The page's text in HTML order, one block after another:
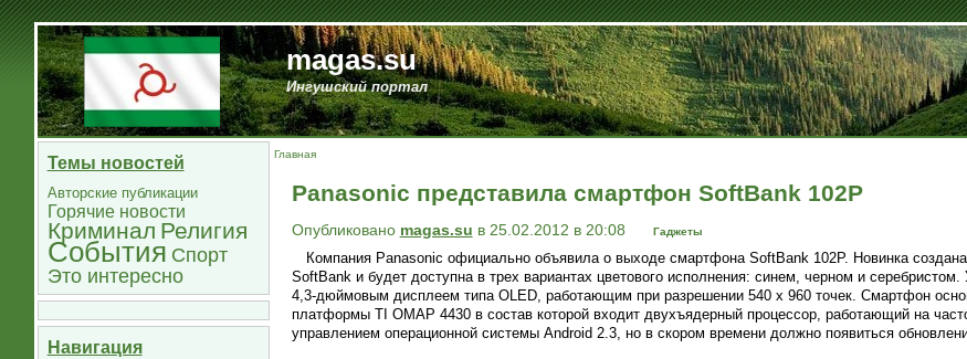
magas.su
Ингушский портал
Темы новостей
Авторские публикации
Горячие новости
Криминал Религия
События Спорт
Это интересно
Навигация
Главная
Panasonic представила смартфон SoftBank 102P
Опубликовано magas.su в 25.02.2012 в 20:08 Гаджеты
Компания Panasonic официально объявила о выходе смартфона SoftBank 102P. Новинка
SoftBank и будет доступна в трех вариантах цветового исполнения: синем, черном и серебристом.
4,3-дюймовым дисплеем типа OLED, работающим при разрешении 540 х 960 точек. Смартфон
платформы TI OMAP 4430 в состав которой входит двухъядерный процессор, работающий на
управлением операционной системы Android 2.3, но в скором времени должно появиться